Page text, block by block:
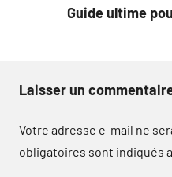
Guide ultime
Laisser un
Votre adresse e-mail ne
obligatoires sont indiqués